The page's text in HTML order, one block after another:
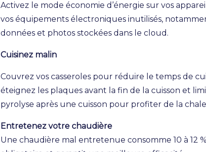
Activez le mode économie d’énergie sur vos
vos équipements électroniques inutilisés,
données et photos stockées dans le cloud.
Cuisinez malin
Couvrez vos casseroles pour réduire le temps de
éteignez les plaques avant la fin de la cuisson et
pyrolyse après une cuisson pour profiter de la
Entretenez votre chaudière
Une chaudière mal entretenue consomme 10 à 12